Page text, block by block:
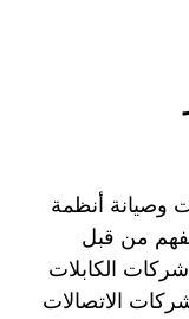
وصيانة أنظمة
من قبل
الكابلات
الاتصالات